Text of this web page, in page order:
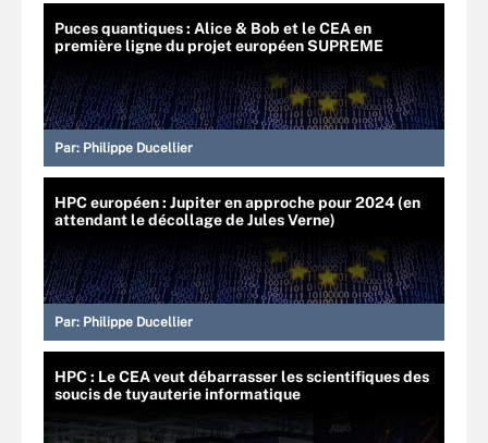
Puces quantiques : Alice & Bob et le CEA en
première ligne du projet européen SUPREME
Par: Philippe Ducellier
HPC européen : Jupiter en approche pour 2024 (en
attendant le décollage de Jules Verne)
Par: Philippe Ducellier
HPC : Le CEA veut débarrasser les scientifiques des
soucis de tuyauterie informatique